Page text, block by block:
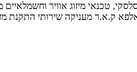
ק.א.ר מעניקה שירותי התקנת